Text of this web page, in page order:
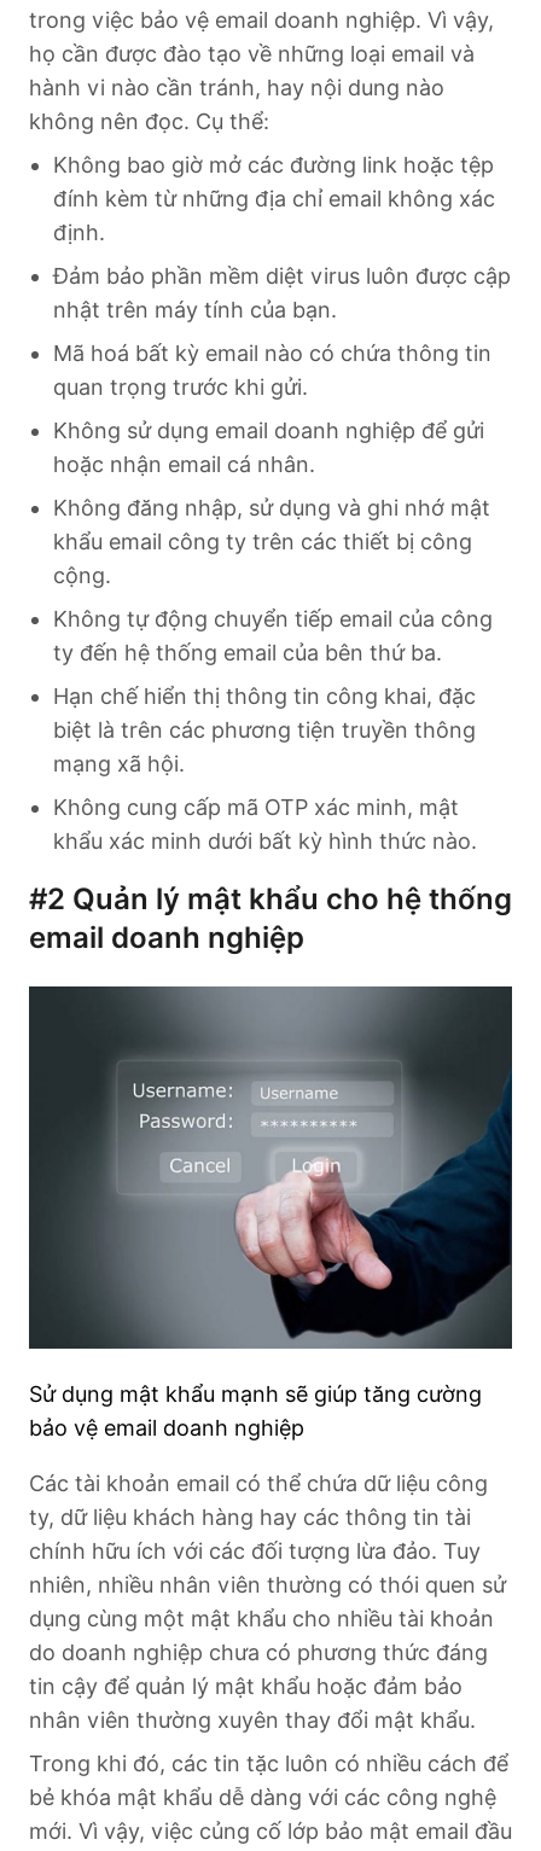
trong việc bảo vệ email doanh nghiệp. Vì vậy,
họ cần được đào tạo về những loại email và
hành vi nào cần tránh, hay nội dung nào
không nên đọc. Cụ thể:
Không bao giờ mở các đường link hoặc tệp
đính kèm từ những địa chỉ email không xác
định.
Đảm bảo phần mềm diệt virus luôn được cập
nhật trên máy tính của bạn.
Mã hoá bất kỳ email nào có chứa thông tin
quan trọng trước khi gửi.
Không sử dụng email doanh nghiệp để gửi
hoặc nhận email cá nhân.
Không đăng nhập, sử dụng và ghi nhớ mật
khẩu email công ty trên các thiết bị công
cộng.
Không tự động chuyển tiếp email của công
ty đến hệ thống email của bên thứ ba.
Hạn chế hiển thị thông tin công khai, đặc
biệt là trên các phương tiện truyền thông
mạng xã hội.
Không cung cấp mã OTP xác minh, mật
khẩu xác minh dưới bất kỳ hình thức nào.
#2 Quản lý mật khẩu cho hệ thống
email doanh nghiệp
Sử dụng mật khẩu mạnh sẽ giúp tăng cường
bảo vệ email doanh nghiệp
Các tài khoản email có thể chứa dữ liệu công
ty, dữ liệu khách hàng hay các thông tin tài
chính hữu ích với các đối tượng lừa đảo. Tuy
nhiên, nhiều nhân viên thường có thói quen sử
dụng cùng một mật khẩu cho nhiều tài khoản
do doanh nghiệp chưa có phương thức đáng
tin cậy để quản lý mật khẩu hoặc đảm bảo
nhân viên thường xuyên thay đổi mật khẩu.
Trong khi đó, các tin tặc luôn có nhiều cách để
bẻ khóa mật khẩu dễ dàng với các công nghệ
mới. Vì vậy, việc củng cố lớp bảo mật email đầu